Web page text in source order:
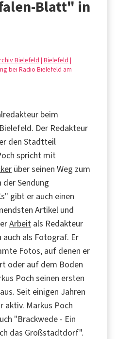
Blatt" in
Bielefeld | Bielefeld |
bei Radio Bielefeld am
beim
Der Redakteur
den Stadtteil
spricht mit
über seinen Weg zum
Sendung
gibt er auch einen
Artikel und
Arbeit als Redakteur
als Fotograf. Er
Fotos, auf denen er
oder auf dem Boden
Poch seinen ersten
Seit einigen Jahren
aktiv. Markus Poch
"Brackwede - Ein
das Großstadtdorf".